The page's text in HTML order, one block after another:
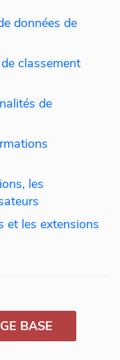
données de
classement
de
les
et les extensions
BASE